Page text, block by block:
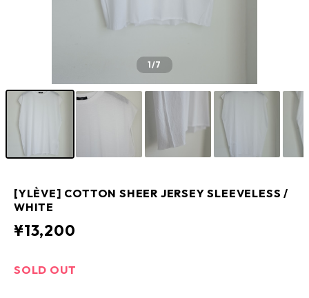
1/7
[YLÈVE] COTTON SHEER JERSEY SLEEVELESS /
WHITE
¥13,200
SOLD OUT